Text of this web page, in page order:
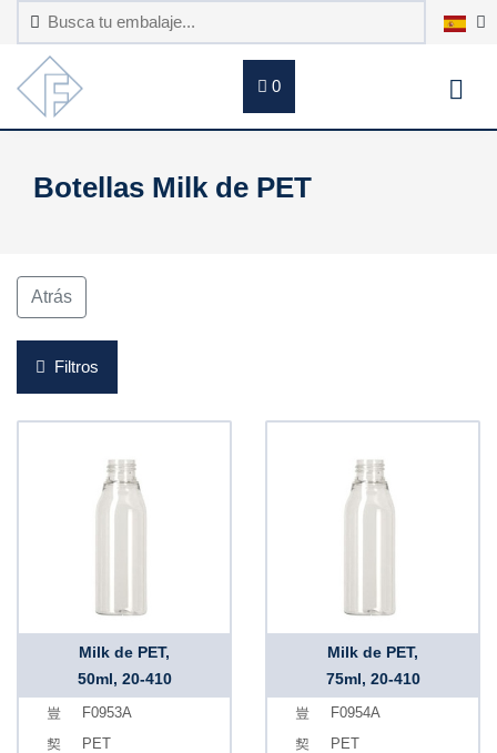
0
Botellas Milk de PET
Atrás
Filtros
Milk de PET,
50ml, 20-410
F0953A
PET
Milk de PET,
75ml, 20-410
F0954A
PET